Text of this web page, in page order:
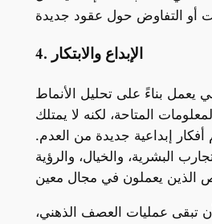
4. الإبداع والابتكار
يعمل بناءً على تحليل الأنماط
المتاحة، لكنه لا يمتلك
أفكار إبداعية جديدة من العدم.
البشرية، والخيال، والرؤية
تبقى عمليات العصف الذهني،